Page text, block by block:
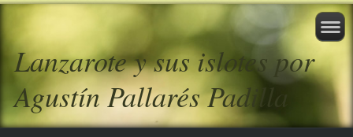
Lanzarote y sus islotes por
Agustín Pallarés Padilla